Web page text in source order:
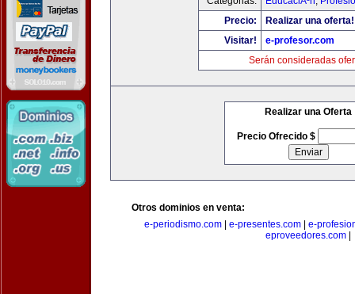
Precio:
Realizar una oferta!
Visitar!
e-profesor.com
Serán consideradas
Realizar una Oferta
Precio Ofrecido $
Otros dominios en venta:
e-periodismo.com
e-presentes.com
e-
eproveedores.com